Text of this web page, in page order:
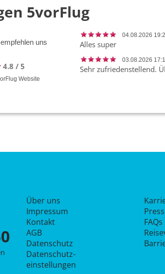
5vorFlug
uns
4.8 / 5
Website
04.08.2026
Alles super
03.08.2026
Sehr zufriedenstellend.
Über uns
Impressum
Kontakt
AGB
Datenschutz
Datenschutz­
einstellungen
FAQs